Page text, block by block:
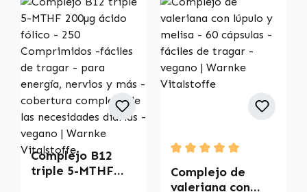
Complejo B12
triple 5-MTHF
Durchschnittliche
Complejo de
valeriana con